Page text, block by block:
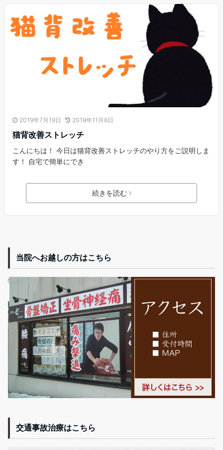
2019年7月19日 2019年11月6日
猫背改善ストレッチ
こんにちは！ 今日は猫背改善ストレッチのやり方をご説明しま
す！ 自宅で簡単にでき
続きを読む
当院へお越しの方はこちら
交通事故治療はこちら